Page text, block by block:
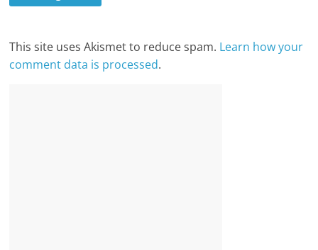
This site uses Akismet to reduce spam. Learn how your
comment data is processed.